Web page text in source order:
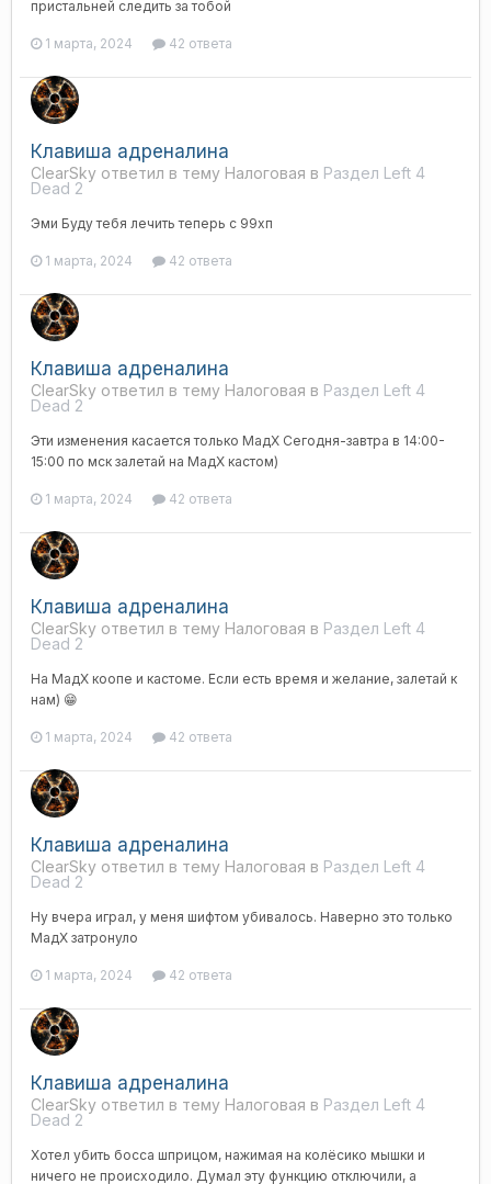
пристальней следить за тобой
1 марта, 2024 42 ответа
Клавиша адреналина
ClearSky ответил в тему Налоговая в Раздел Left 4
Dead 2
Эми Буду тебя лечить теперь с 99хп
1 марта, 2024 42 ответа
Клавиша адреналина
ClearSky ответил в тему Налоговая в Раздел Left 4
Dead 2
Эти изменения касается только МадХ Сегодня-завтра в 14:00-
15:00 по мск залетай на МадХ кастом)
1 марта, 2024 42 ответа
Клавиша адреналина
ClearSky ответил в тему Налоговая в Раздел Left 4
Dead 2
На МадХ коопе и кастоме. Если есть время и желание, залетай к
нам) 😁
1 марта, 2024 42 ответа
Клавиша адреналина
ClearSky ответил в тему Налоговая в Раздел Left 4
Dead 2
Ну вчера играл, у меня шифтом убивалось. Наверно это только
МадХ затронуло
1 марта, 2024 42 ответа
Клавиша адреналина
ClearSky ответил в тему Налоговая в Раздел Left 4
Dead 2
Хотел убить босса шприцом, нажимая на колëсико мышки и
ничего не происходило. Думал эту функцию отключили, а